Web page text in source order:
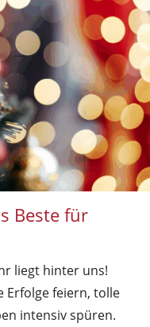
Beste für
liegt hinter uns!
Erfolge feiern, tolle
intensiv spüren.